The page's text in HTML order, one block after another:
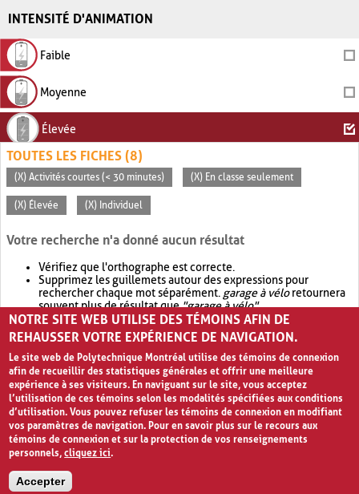
INTENSITÉ D'ANIMATION
Faible
Moyenne
Élevée
TOUTES LES FICHES (8)
(X) Activités courtes (< 30 minutes) (X) En classe seulement
(X) Élevée (X) Individuel
Votre recherche n'a donné aucun résultat
Vérifiez que l'orthographe est correcte.
Supprimez les guillemets autour des expressions pour
rechercher chaque mot séparément. garage à véloretournera
souvent plus de résultat que"garage à vélo".
Envisagez d'élargir votre recherche avec OR.garage OR vélo
retournera souvent plus de résultat quegarage à vélo
NOTRE SITE WEB UTILISE DES TÉMOINS AFIN DE
REHAUSSER VOTRE EXPÉRIENCE DE NAVIGATION.
Le site web de Polytechnique Montréal utilise des témoins de connexion
afin de recueillir des statistiques générales et offrir une meilleure
expérience à ses visiteurs. En naviguant sur le site, vous acceptez
l’utilisation de ces témoins selon les modalités spécifiées aux conditions
d’utilisation. Vous pouvez refuser les témoins de connexion en modifiant
vos paramètres de navigation. Pour en savoir plus sur le recours aux
témoins de connexion et sur la protection de vos renseignements
personnels,cliquez ici.
Accepter